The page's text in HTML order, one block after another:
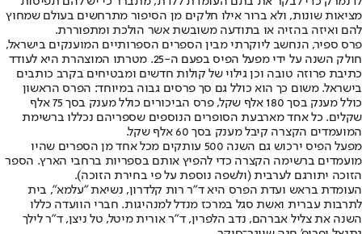
מציאות שונות, ולא ברור אילו חלקים מן הסיפור מתרחשים בעולם שמחוץ
להם ואיזה בהזיה או בתודעה משובשת אשר הולכת ומתפוררת.
פרס ספיר, הנחשב ליוקרתי מבין הספרים הספרותיים המוענקים בישראל,
חולק השנה על ידי מפעל הפיס בפעם ה-25. מטרתו המוצהרת היא לעודד
כתיבת פרוזה טובה וכן גילוי של קולות חדשים ומבטיחים בקרב כותבים
בישראל. משום כך הוא כולל גם סך פרסים גבוה במיוחד: הפרס הראשון
כולל מענק בסך 180 אלף שקל, פרס הביכורים כולל מענק בסך 75 אלף
שקלים. כל אחד מארבעת הסופרים הנוספים שספריהם נכללו ברשימת
המועמדים הקצרה קיבל מענק בסך 60 אלף שקל.
מפעל הפיס ירכוש גם השנה 500 עותקים מכל אחד מן הספרים שהיו
מועמדים ברשימה הקצרה כדי להפיץ אותם בספריות ברחבי הארץ. הספר
הזוכה יתורגם לערבית (ולשפה נוספת על פי בחירת הזוכה).
העומדת בראש ועדת הפרס היא ד"ר רות קלדרון, נשיאת "עלמא", בית
לתרבות עברית ואשת סגל במרכז מנדל למנהיגות. חברי הוועדה כללו
השנה את צליל אברהם, נדב הלפרין, ד"ר אורית מיטל, טל ניצן, ד"ר לילך